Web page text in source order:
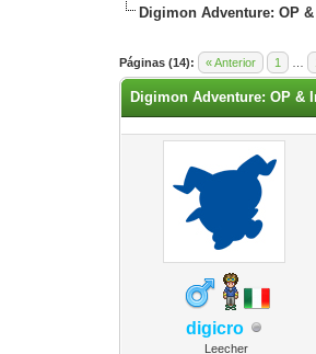
Digimon Adventure: OP
Páginas (14): « Anterior 1
0 voto(s) - 0 Media
1
2
3
4
5
Digimon Adventure: OP &
digicro
Leecher